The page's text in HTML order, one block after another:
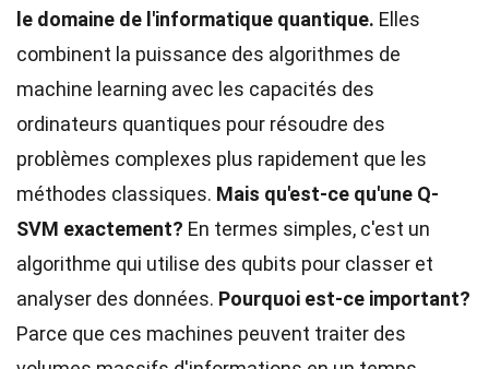
le domaine de l'informatique quantique. Elles
combinent la puissance des algorithmes de
machine learning avec les capacités des
ordinateurs quantiques pour résoudre des
problèmes complexes plus rapidement que les
méthodes classiques. Mais qu'est-ce qu'une Q-
SVM exactement? En termes simples, c'est un
algorithme qui utilise des qubits pour classer et
analyser des données. Pourquoi est-ce important?
Parce que ces machines peuvent traiter des